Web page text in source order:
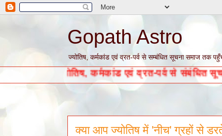
Gopath Astro
ज्योतिष, कर्मकांड एवं व्रत-पर्व से सम्बंधित सूचना समाज तक
कर्मकांड एवं व्रत-पर्व से संबंधित सूचनाओं के लिये
क्या आप ज्योतिष में 'नीच' ग्रहों से